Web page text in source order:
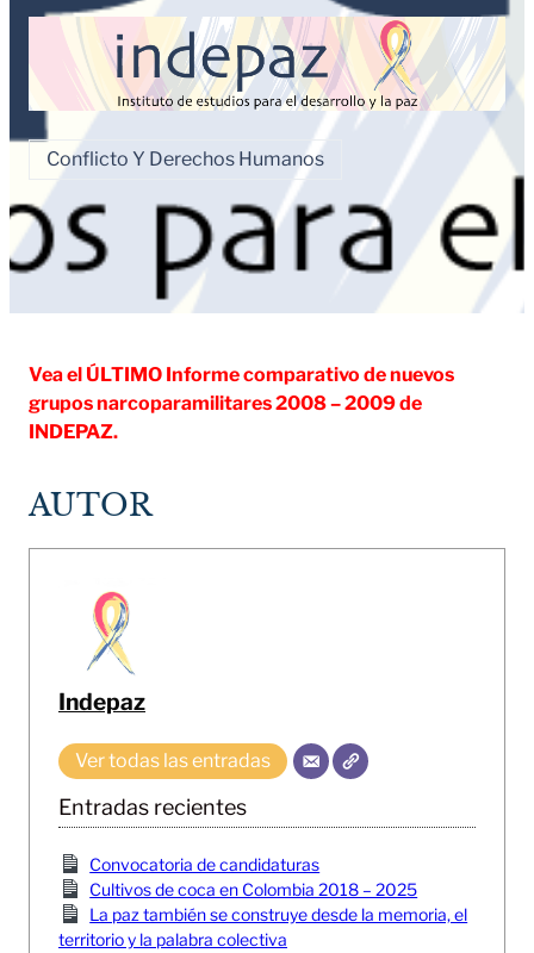
Conflicto Y Derechos Humanos
Vea el ÚLTIMO Informe comparativo de nuevos
grupos narcoparamilitares 2008 – 2009 de
INDEPAZ.
AUTOR
Indepaz
Ver todas las entradas
Entradas recientes
Convocatoria de candidaturas
Cultivos de coca en Colombia 2018 – 2025
La paz también se construye desde la memoria, el
territorio y la palabra colectiva